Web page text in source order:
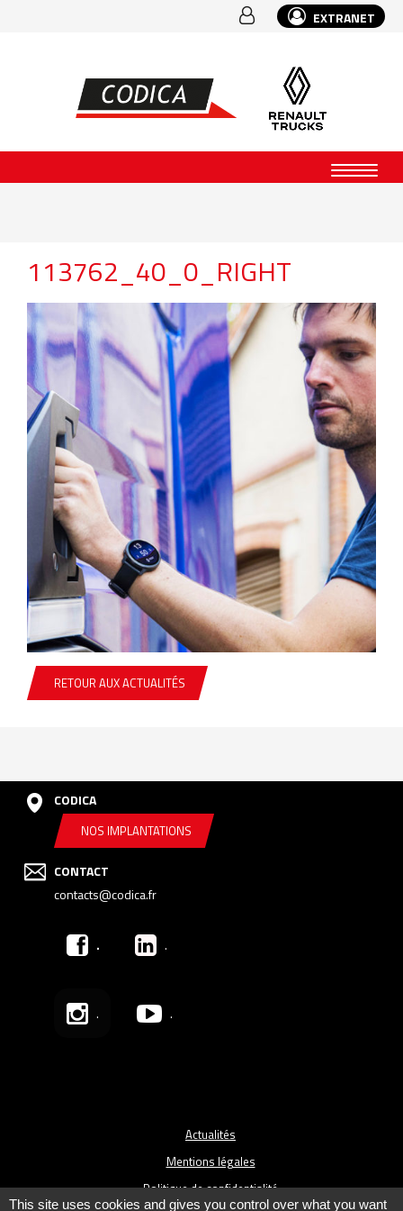
EXTRANET
113762_40_0_RIGHT
RETOUR AUX ACTUALITÉS
CODICA
NOS IMPLANTATIONS
CONTACT
contacts@codica.fr
. .
. .
Actualités
Mentions légales
Politique de confidentialité
This site uses cookies and gives you control over what you want